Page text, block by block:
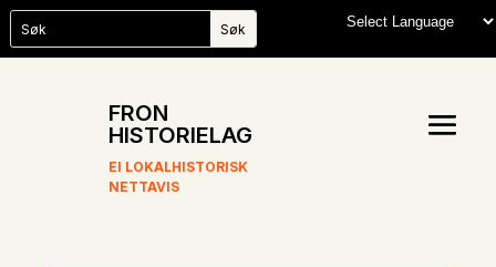
FRON
HISTORIELAG
EI LOKALHISTORISK
NETTAVIS